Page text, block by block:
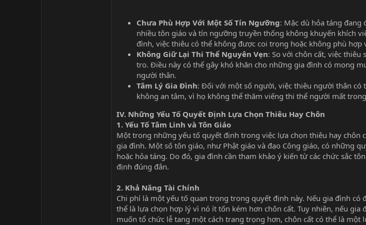
Chưa Phù Hợp Với Một Số Tín Ngưỡng: Mặc dù hỏa táng đang
nhiều tôn giáo và tín ngưỡng truyền thống không khuyến khích
đình, việc thiêu có thể không được coi trọng hoặc không phù
Không Giữ Lại Thi Thể Nguyên Vẹn: So với chôn cất, việc
tro. Điều này có thể gây khó khăn cho những gia đình có mong
người thân.
Tâm Lý Gia Đình: Đối với một số người, việc thiêu người thân có
không an tâm, vì họ không thể thăm viếng thi thể người mất
IV. Những Yếu Tố Quyết Định Lựa Chọn Thiêu Hay Chôn
1. Yếu Tố Tâm Linh và Tôn Giáo
Một trong những yếu tố quyết định trong việc lựa chọn thiêu hay chôn
gia đình. Một số tôn giáo, như Phật giáo và đạo Công giáo, có những
hoặc hỏa táng. Do đó, gia đình cần tham khảo ý kiến từ các chức sắc
định đúng đắn.
2. Khả Năng Tài Chính
Chi phí là một yếu tố quan trọng trong quyết định này. Nếu gia đình có
thể là lựa chọn hợp lý vì nó ít tốn kém hơn chôn cất. Tuy nhiên, nếu gia
muốn tổ chức lễ tang một cách trang trọng hơn, chôn cất có thể là một